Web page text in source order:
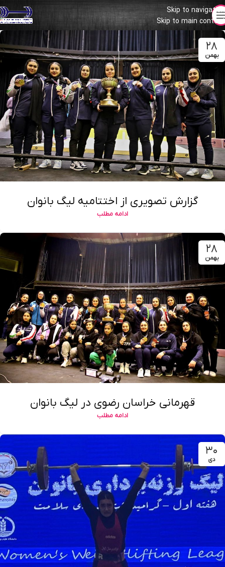
Skip to navigation
Skip to main content
۲۸
بهمن
گزارش تصویری از اختتامیه لیگ بانوان
ادامه مطلب
۲۸
بهمن
قهرمانی خراسان رضوی در لیگ بانوان
ادامه مطلب
۳۰
دی